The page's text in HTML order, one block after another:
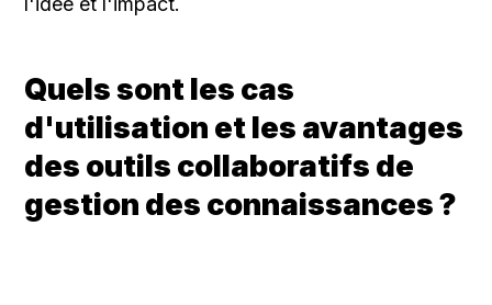
Quels sont les cas
d'utilisation et les avantages
des outils collaboratifs de
gestion des connaissances ?